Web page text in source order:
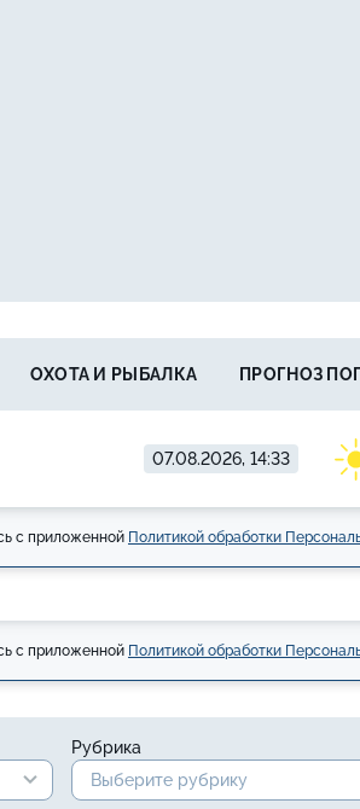
07.08.2026, 14:33
ОХОТА И РЫБАЛКА ПРОГНОЗ
с приложенной Политикой обработки
с приложенной Политикой обработки
Рубрика
Выберите рубрику